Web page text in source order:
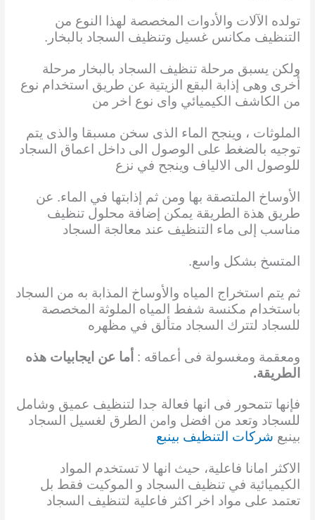
تولده الآلات والأدوات المخصصة لهذا النوع من
التنظيف مكانس غسيل وتنظيف السجاد بالبخار.
ولكن يسبق مرحلة تنظيف السجاد بالبخار مرحلة
أخرى وهى إذابة البقع الزيتية عن طريق استخدام نوع
من الكاشف الكيميائي واى نوع اخر من
الملوثات ، وينجح الماء الذى سخن مسبقا والذى يتم
توجيه بالضغط على الوصول الى داخل اعماق السجاد
للوصول الى الالياف وينجح في نزع
الأوساخ الملتصقة بها ومن ثم إذابتها في الماء. عن
طريق هذة الطريقة يمكن إضافة محلول تنظيف
مناسب إلى ماء التنظيف عند معالجة السجاد
المتسخ بشكل واسع.
ثم يتم استخراج المياه والأوساخ المذابة به من السجاد
باستخدام مكنسة شفط المياه الملوثة المخصصة
للسجاد لتترك السجاد متألق في مظهره
ومعقمة ومغسولة فى أعماقه : أما عن ايجابيات هذه
الطريقة.
فإنها تتمحور فى انها فعالة جدا لتنظيف عميق وشامل
للسجاد وتعد من افضل وامن الطرق لغسيل السجاد
بينبع شركات التنظيف بينبع
الاكثر امانا فاعلية، حيث انها لا تستخدم المواد
الكيميائية في تنظيف السجاد و الموكيت فقط بل
تعتمد على مواد اخر اكثر فاعلية لتنظيف السجاد